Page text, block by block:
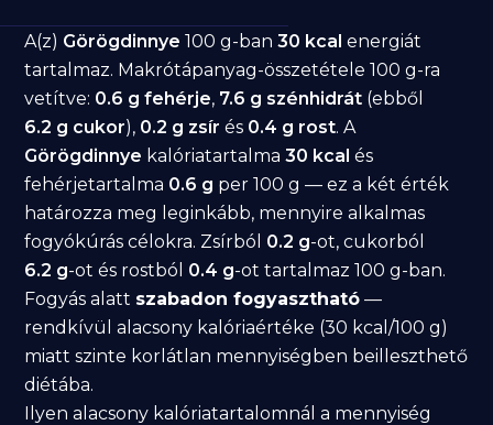
A(z) Görögdinnye 100 g-ban30 kcal energiát
tartalmaz. Makrótápanyag-összetétele 100 g-ra
vetítve: 0.6 g fehérje, 7.6 g szénhidrát (ebből
6.2 g cukor), 0.2 g zsír és 0.4 g rost. A
Görögdinnye kalóriatartalma30 kcal és
fehérjetartalma 0.6 g per 100 g — ez a két érték
határozza meg leginkább, mennyire alkalmas
fogyókúrás célokra. Zsírból 0.2 g-ot, cukorból
6.2 g-ot és rostból 0.4 g-ot tartalmaz 100 g-ban.
Fogyás alatt szabadon fogyasztható —
rendkívül alacsony kalóriaértéke (30 kcal/100 g)
miatt szinte korlátlan mennyiségben beilleszthető
diétába.
Ilyen alacsony kalóriatartalomnál a mennyiség